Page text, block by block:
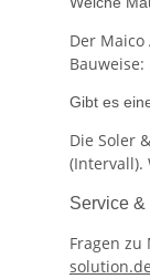
Der
Gibt es
Die Soler
(Intervall).
Service &
Fragen zu
solution.de